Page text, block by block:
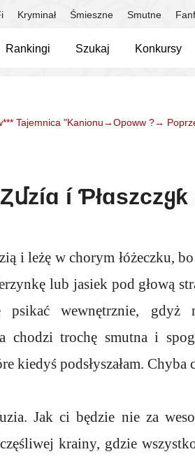
Kryminał Śmieszne Smutne
Rankingi Szukaj Konkursy
Tajemnica "Kanionu→Opoww ?→
í
i leżę w chorym łóżeczku,
lub jasiek pod głową
psikać wewnętrznie,
chodzi trochę smutna i
kiedyś podsłyszałam. Chyba
Jak ci będzie nie za
krainy, gdzie